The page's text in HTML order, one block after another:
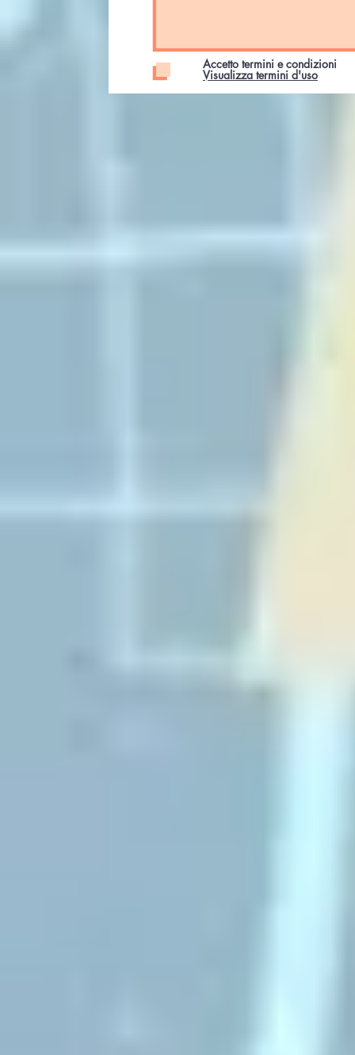
Accetto termini e condizioni
Visualizza termini d'uso